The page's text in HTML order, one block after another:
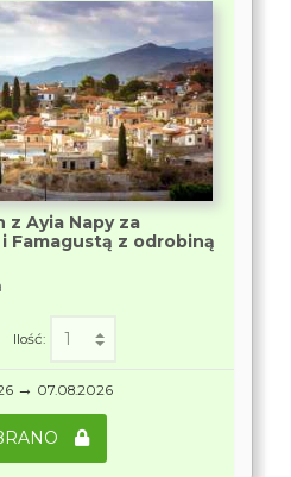
z Ayia Napy za
Famagustą z odrobiną
Ilość:
→ 07.08.2026